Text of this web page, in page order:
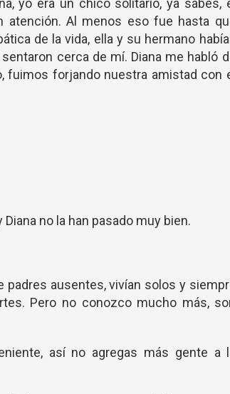
yo era un chico solitario, ya sabes,
atención. Al menos eso fue hasta
de la vida, ella y su hermano
cerca de mí. Diana me habló
fuimos forjando nuestra amistad con
no la han pasado muy bien.
ausentes, vivían solos y
Pero no conozco mucho más,
así no agregas más gente a